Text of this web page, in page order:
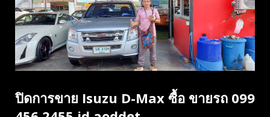
ปิดการขาย Isuzu D-Max ซื้อ ขายรถ 099